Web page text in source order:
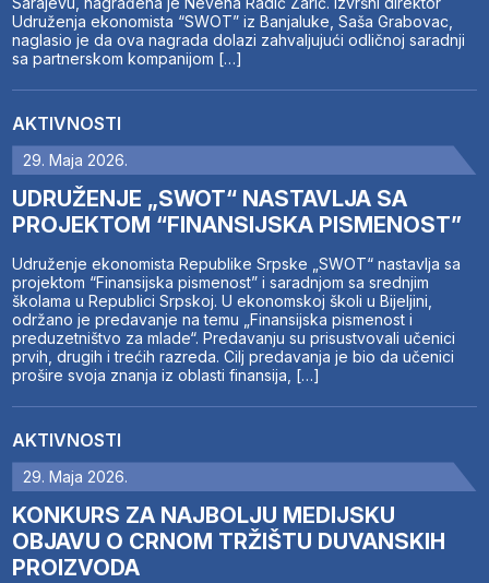
Udruženja ekonomista “SWOT” iz Banjaluke, Saša Grabovac,
naglasio je da ova nagrada dolazi zahvaljujući odličnoj saradnji
sa partnerskom kompanijom […]
AKTIVNOSTI
29. Maja 2026.
UDRUŽENJE „SWOT“ NASTAVLJA SA
PROJEKTOM “FINANSIJSKA PISMENOST”
Udruženje ekonomista Republike Srpske „SWOT“ nastavlja sa
projektom “Finansijska pismenost” i saradnjom sa srednjim
školama u Republici Srpskoj. U ekonomskoj školi u Bijeljini,
održano je predavanje na temu „Finansijska pismenost i
preduzetništvo za mlade“. Predavanju su prisustvovali učenici
prvih, drugih i trećih razreda. Cilj predavanja je bio da učenici
prošire svoja znanja iz oblasti finansija, […]
AKTIVNOSTI
29. Maja 2026.
KONKURS ZA NAJBOLJU MEDIJSKU
OBJAVU O CRNOM TRŽIŠTU DUVANSKIH
PROIZVODA